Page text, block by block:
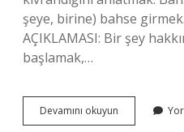
şeye, birine) bahse
AÇIKLAMASI: Bir şey
başlamak,…
Devamını okuyun
Tutuşmak